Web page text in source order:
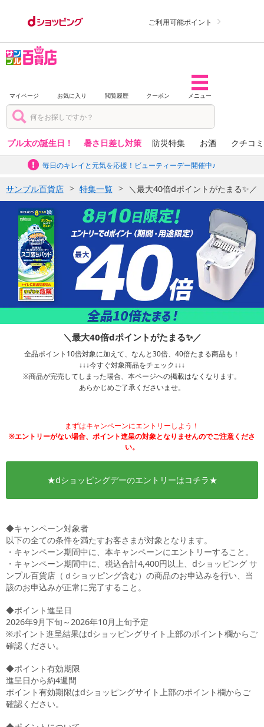
ご利用可能ポイント
マイページ お気に入り 閲覧履歴 クーポン メニュー
プル太の誕生日！ 暑さ日差し対策 防災特集 お酒 クチコ
毎日のキレイと元気を応援！ビューティーデー開催中♪
サンプル百貨店 特集一覧 ＼最大40倍dポイントがたまる✨／
＼最大40倍dポイントがたまる✨／
全品ポイント10倍対象に加えて、なんと30倍、40倍たまる商品も！
↓↓↓今すぐ対象商品をチェック↓↓↓
※商品が完売してしまった場合、本ページへの掲載はなくなります。
あらかじめご了承くださいませ。
まずはキャンペーンにエントリーしよう！
※エントリーがない場合、ポイント進呈の対象となりませんのでご注意くださ
い。
★dショッピングデーのエントリーはコチラ★
◆キャンペーン対象者
以下の全ての条件を満たすお客さまが対象となります。
・キャンペーン期間中に、本キャンペーンにエントリーすること。
・キャンペーン期間中に、税込合計4,400円以上、dショッピング サ
ンプル百貨店（ｄショッピング含む）の商品のお申込みを行い、当
該のお申込みが正常に完了すること。
◆ポイント進呈日
2026年9月下旬～2026年10月上旬予定
※ポイント進呈結果はdショッピングサイト上部のポイント欄からご
確認ください。
◆ポイント有効期限
進呈日から約4週間
ポイント有効期限はdショッピングサイト上部のポイント欄からご
確認ください。